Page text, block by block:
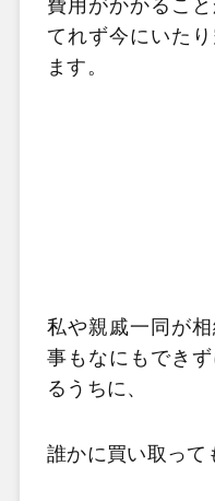
費用がかかるこ
てれず今にいた
ます。
私や親戚一同が
事もなにもでき
るうちに、
誰かに買い取って